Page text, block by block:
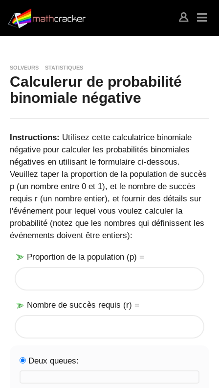
SOLVEURS STATISTIQUES
Calculerur de probabilité
binomiale négative
Instructions: Utilisez cette calculatrice binomiale
négative pour calculer les probabilités binomiales
négatives en utilisant le formulaire ci-dessous.
Veuillez taper la proportion de la population de succès
p (un nombre entre 0 et 1), et le nombre de succès
requis r (un nombre entier), et fournir des détails sur
l'événement pour lequel vous voulez calculer la
probabilité (notez que les nombres qui définissent les
événements doivent être entiers):
Proportion de la population (p) =
Nombre de succès requis (r) =
Deux queues: